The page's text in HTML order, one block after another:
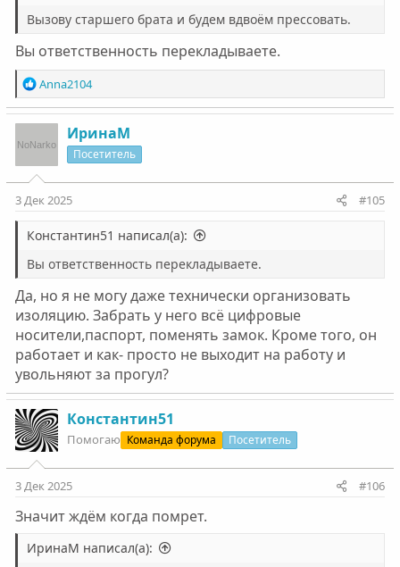
Вызову старшего брата и будем вдвоём прессовать.
Вы ответственность перекладываете.
Р
е
а
ц
и
и
:
Anna2104
ИринаМ
Посетитель
3 Дек 2025 #105
Константин51 написал(а):
Вы ответственность перекладываете.
Да, но я не могу даже технически организовать
изоляцию. Забрать у него всё цифровые
носители,паспорт, поменять замок. Кроме того, он
работает и как- просто не выходит на работу и
увольняют за прогул?
Константин51
Помогаю Команда форума Посетитель
3 Дек 2025 #106
Значит ждём когда помрет.
ИринаМ написал(а):